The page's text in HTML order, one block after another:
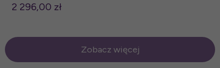
2 296,00 zł
Zobacz więcej